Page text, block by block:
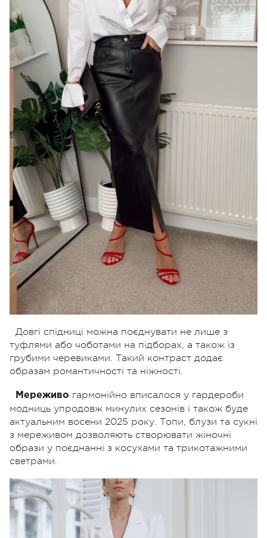
Довгі спідниці можна поєднувати не лише з
туфлями або чоботами на підборах, а також із
грубими черевиками. Такий контраст додає
образам романтичності та ніжності.
Мереживо гармонійно вписалося у гардероби
модниць упродовж минулих сезонів і також буде
актуальним восени 2025 року. Топи, блузи та сукні
з мереживом дозволяють створювати жіночні
образи у поєднанні з косухами та трикотажними
светрами.